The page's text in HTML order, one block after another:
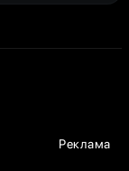
Реклама